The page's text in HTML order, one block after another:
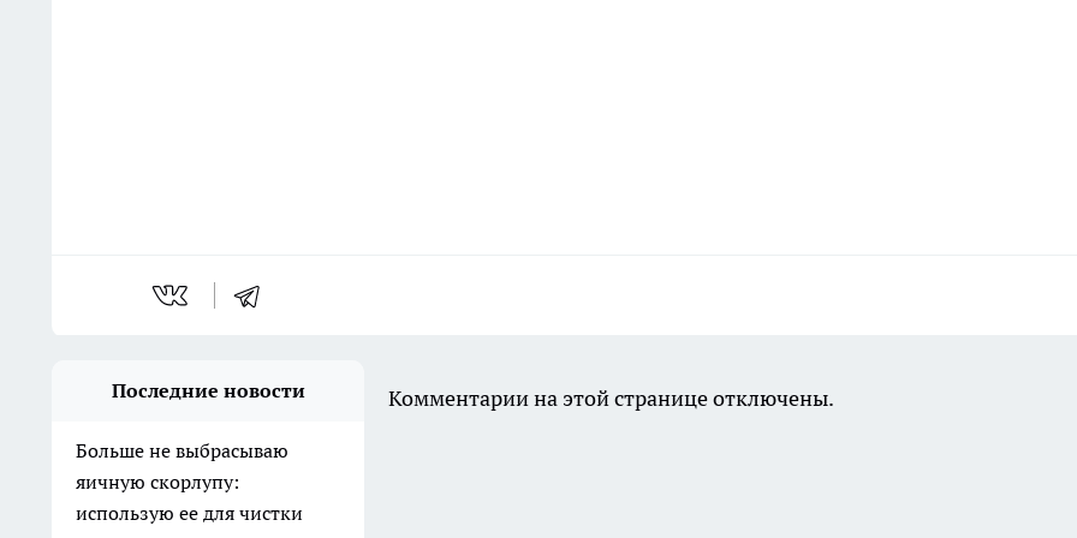
Последние новости
Больше не выбрасываю
яичную скорлупу:
использую ее для чистки
Комментарии на этой странице отключены.